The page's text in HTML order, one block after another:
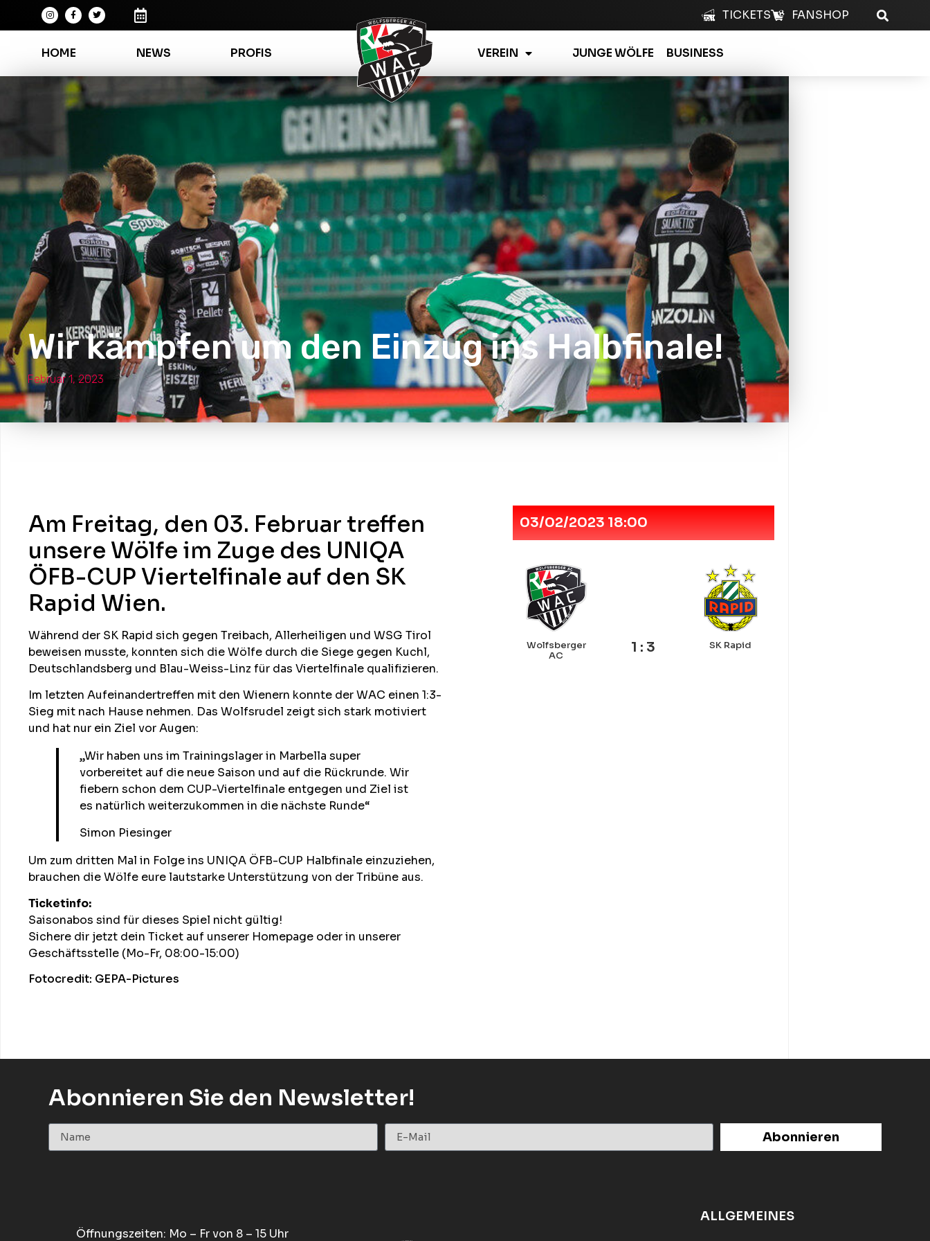
TICKETS FANSHOP
HOME NEWS PROFIS VEREIN JUNGE WÖLFE BUSINESS
Wir kämpfen um den Einzug ins Halbfinale!
Februar 1, 2023
Am Freitag, den 03. Februar treffen
unsere Wölfe im Zuge des UNIQA
ÖFB-CUP Viertelfinale auf den SK
Rapid Wien.
Während der SK Rapid sich gegen Treibach, Allerheiligen und WSG Tirol
beweisen musste, konnten sich die Wölfe durch die Siege gegen Kuchl,
Deutschlandsberg und Blau-Weiss-Linz für das Viertelfinale qualifizieren.
Im letzten Aufeinandertreffen mit den Wienern konnte der WAC einen 1:3-
Sieg mit nach Hause nehmen. Das Wolfsrudel zeigt sich stark motiviert
und hat nur ein Ziel vor Augen:
„Wir haben uns im Trainingslager in Marbella super
vorbereitet auf die neue Saison und auf die Rückrunde. Wir
fiebern schon dem CUP-Viertelfinale entgegen und Ziel ist
es natürlich weiterzukommen in die nächste Runde“
Simon Piesinger
Um zum dritten Mal in Folge ins UNIQA ÖFB-CUP Halbfinale einzuziehen,
brauchen die Wölfe eure lautstarke Unterstützung von der Tribüne aus.
Ticketinfo:
Saisonabos sind für dieses Spiel nicht gültig!
Sichere dir jetzt dein Ticket auf unserer Homepage oder in unserer
Geschäftsstelle (Mo-Fr, 08:00-15:00)
Fotocredit: GEPA-Pictures
03/02/2023 18:00
Wolfsberger
AC
1 : 3 SK Rapid
Abonnieren Sie den Newsletter!
Abonnieren
Öffnungszeiten: Mo – Fr von 8 – 15 Uhr
ALLGEMEINES